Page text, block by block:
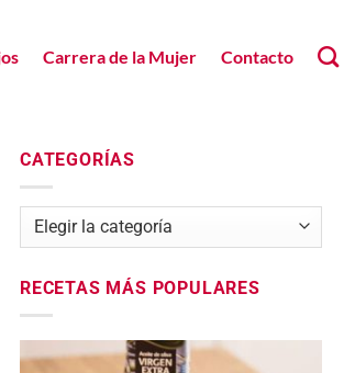
Carrera de la Mujer Contacto
CATEGORÍAS
Categorías
RECETAS MÁS POPULARES